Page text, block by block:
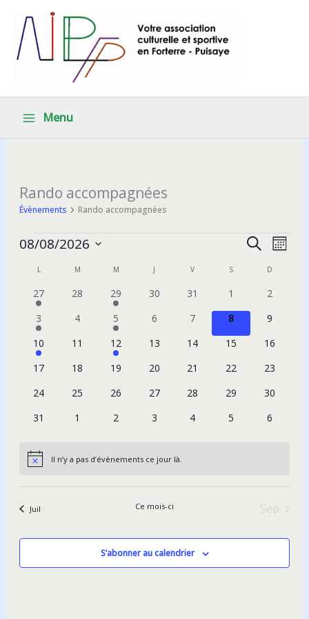
contenu
Menu
Rando accompagnées
Évènements Rando accompagnées
Évènements
Recherche
vues
Évènements
Recherche
Mois
08/08/2026
Calendrier
Évènements
LLUNDI M M MERCREDIJ V VENDREDIS D
1
évènement
27
0
évènements
28
1
évènement
29
0
30
0
31
01
0
2
1
évènement
3
0
évènements
4
1
évènement
5
0
6
0
évènements
7
0
évènements
8
0
9
1
évènement
10
0
évènements
11
1
évènement
12
013
014
015
016
017
018
019
0
20
0
21
0
22
0
23
0
24
0
25
0
26
0
27
0
28
0
29
0
30
0
31
01
0
2
0
3
0
4
0
5
0
6
Notice Il n’y a pas d’évènements ce jour là.
Juil Ce mois-ci Sep
S’abonner au calendrier